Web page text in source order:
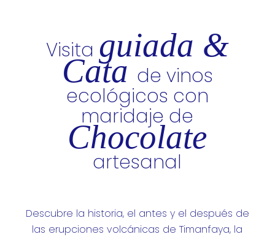
Visita guiada &
Cata de vinos
ecológicos con
maridaje de
Chocolate
artesanal
Descubre la historia, el antes y el después de
las erupciones volcánicas de Timanfaya, la